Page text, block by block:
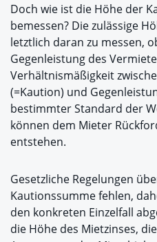
Doch wie ist die Höhe der
bemessen? Die zulässige
letztlich daran zu messen,
Gegenleistung des
Verhältnismäßigkeit
(=Kaution) und
bestimmter Standard der
können dem Mieter
entstehen.
Gesetzliche Regelungen
Kautionssumme fehlen,
den konkreten Einzelfall
die Höhe des Mietzinses,